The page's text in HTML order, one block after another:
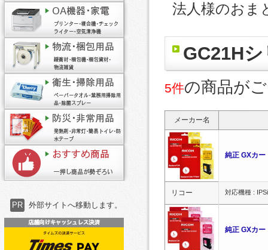
PR 外部サイトへ移動します。
法人様のおま
GC21H
5件の商品が
メーカー名
純正 GXカ
リコー 対応機種 :
純正 GXカ